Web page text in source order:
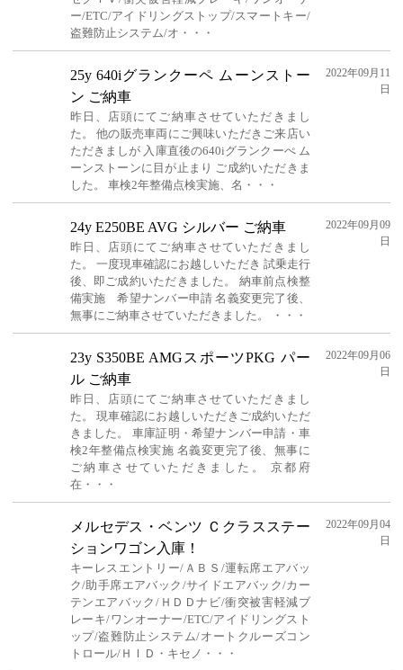
ー/ETC/アイドリングストップ/スマートキー/
盗難防止システム/オ・・・
25y 640iグランクーペ ムーンストー
ン ご納車
昨日、店頭にてご納車させていただきまし
た。 他の販売車両にご興味いただきご来店い
ただきましが 入庫直後の640iグランクーぺ ム
ーンストーンに目が止まり ご成約いただきま
した。 車検2年整備点検実施、名・・・
2022年09月11
日
24y E250BE AVG シルバー ご納車
昨日、店頭にてご納車させていただきまし
た。 一度現車確認にお越しいただき 試乗走行
後、即ご成約いただきました。 納車前点検整
備実施 希望ナンバー申請 名義変更完了後、
無事にご納車させていただきました。 ・・・
2022年09月09
日
23y S350BE AMGスポーツPKG パー
ル ご納車
昨日、店頭にてご納車させていただきまし
た。 現車確認にお越しいただきご成約いただ
きました。 車庫証明・希望ナンバー申請・車
検2年整備点検実施 名義変更完了後、無事に
ご納車させていただきました。 京都府
在・・・
2022年09月06
日
メルセデス・ベンツ Ｃクラスステー
ションワゴン入庫！
キーレスエントリー/ＡＢＳ/運転席エアバッ
ク/助手席エアバック/サイドエアバック/カー
テンエアバック/ＨＤＤナビ/衝突被害軽減ブ
レーキ/ワンオーナー/ETC/アイドリングスト
ップ/盗難防止システム/オートクルーズコン
トロール/ＨＩＤ・キセノ・・・
2022年09月04
日